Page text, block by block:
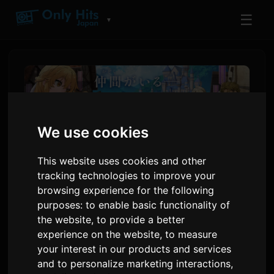
We use cookies
This website uses cookies and other
tracking technologies to improve your
browsing experience for the following
purposes:to enable basic functionality of
the website,to provide a better
experience on the website,to measure
your interest in our products and services
and to personalize marketing interactions,
▼ ☰
'Leave This to Me and Go
Ahead' ॲनिमेमध्ये हानाई मिहारू,
किनोशिता सुजुनाची भर घालण्यात आली